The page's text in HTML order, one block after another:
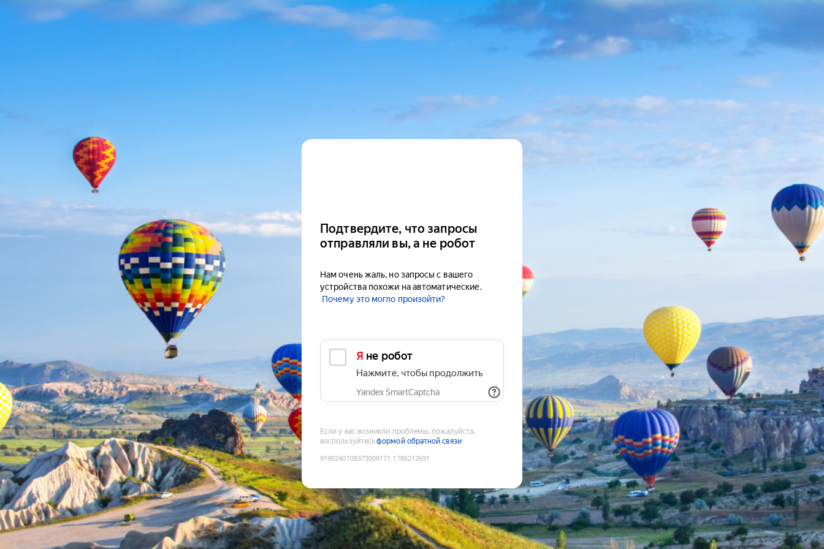
Подтвердите, что запросы
отправляли вы, а не робот
Нам очень жаль, но запросы с вашего
устройства похожи на автоматические.
Почему это могло произойти?
Я не робот
Нажмите, чтобы продолжить
Yandex SmartCaptcha
Если у вас возникли проблемы, пожалуйста,
воспользуйтесьформой обратной связи
9190240108373009171 :1786212691